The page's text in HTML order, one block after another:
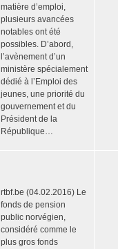
matière d’emploi,
plusieurs avancées
notables ont été
possibles. D’abord,
l’avènement d’un
ministère spécialement
dédié à l’Emploi des
jeunes, une priorité du
gouvernement et du
Président de la
République…
rtbf.be (04.02.2016) Le
fonds de pension
public norvégien,
considéré comme le
plus gros fonds